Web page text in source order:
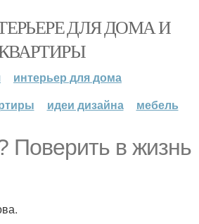
ДЛЯ ДОМА И
интерьер для дома
идеи дизайна мебель
Поверить в жизнь